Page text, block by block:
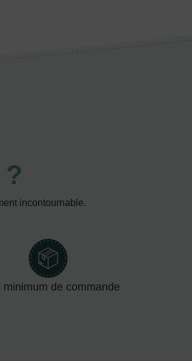
?
incontournable.
minimum de commande